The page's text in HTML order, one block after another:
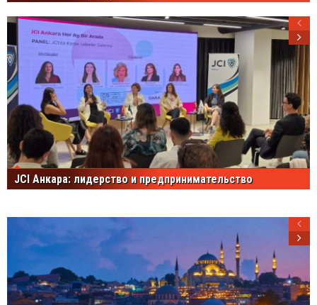
JCI Анкара: лидерство и предпринимательство